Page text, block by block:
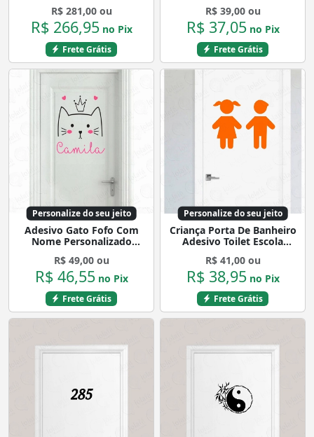
R$ 281,00 ou
R$ 266,95 no Pix
Frete Grátis
R$ 39,00 ou
R$ 37,05 no Pix
Frete Grátis
Personalize do seu jeito
Adesivo Gato Fofo Com
Nome Personalizado
Mod:4107
R$ 49,00 ou
R$ 46,55 no Pix
Frete Grátis
Personalize do seu jeito
Criança Porta De Banheiro
Adesivo Toilet Escola
R$ 41,00 ou
R$ 38,95 no Pix
Frete Grátis